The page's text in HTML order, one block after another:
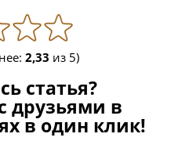
2,33 из 5)
статья?
друзьями в
в один клик!